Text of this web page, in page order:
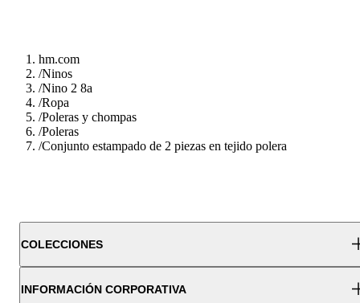
hm.com
/Ninos
/Nino 2 8a
/Ropa
/Poleras y chompas
/Poleras
/Conjunto estampado de 2 piezas en tejido polera
COLECCIONES
INFORMACIÓN CORPORATIVA